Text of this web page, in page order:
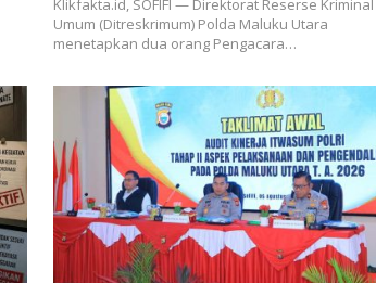
Klikfakta.id, SOFIFI — Direktorat Reserse Kriminal
Umum (Ditreskrimum) Polda Maluku Utara
menetapkan dua orang Pengacara…